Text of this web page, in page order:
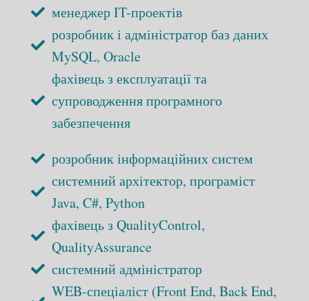
менеджер IT-проектів
розробник і адміністратор баз даних
MySQL, Oracle
фахівець з експлуатації та
супроводження програмного
забезпечення
розробник інформаційних систем
системний архітектор, програміст
Java, C#, Python
фахівець з QualityControl,
QualityAssurance
системний адміністратор
WEB-спеціаліст (Front End, Back End,